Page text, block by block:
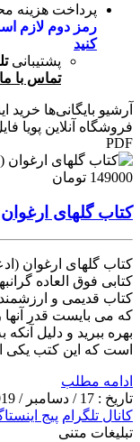
پرداخت هزینه
رمز دوم لازم
کنید
پشتیبانی
تماس با ما
آرشیو بایگانی‌ها خرید
فروشگاه آنلاین پویا
PDF
149000 تومان
کتاب گلهای ارغوان
کتاب گلهای ارغوان
کتابی فوق العاده
کتاب قدیمی و
که می بایست قدر آنها
بهره ببرید و دلیل
است که این کتب یکی
ادامه مطلب
تاریخ : 17 / دسامبر / 2019
کانال تلگرام پیج
تبلیغات متنی